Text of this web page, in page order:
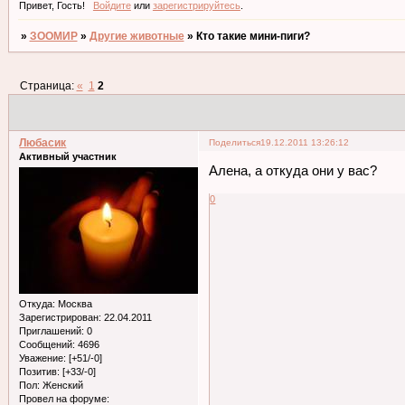
Привет, Гость! Войдитеили зарегистрируйтесь.
» ЗООМИР » Другие животные » Кто такие мини-пиги?
Страница: « 1 2
Поделиться19.12.2011 13:26:12
Любасик
Активный участник
Откуда: Москва
Зарегистрирован: 22.04.2011
Приглашений: 0
Сообщений: 4696
Уважение: [+51/-0]
Позитив: [+33/-0]
Пол: Женский
Провел на форуме:
Алена, а откуда они у вас?
0